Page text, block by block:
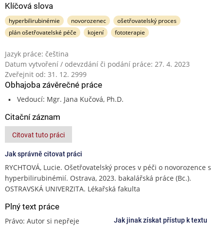
Klíčová slova
hyperbilirubinémie novorozenec
ošetřovatelský proces
plán ošetřovatelské péče
kojení fototerapie
Jazyk práce: čeština
Datum vytvoření / odevzdání či podání práce: 27. 4. 2023
Zveřejnit od: 31. 12. 2999
Obhajoba závěrečné práce
Vedoucí: Mgr. Jana Kučová, Ph.D.
Citační záznam
Citovat tuto práci
Jak správně citovat práci
RYCHTOVÁ, Lucie. Ošetřovatelský proces v péči o novorozence s
hyperbilirubinémií. Ostrava, 2023. bakalářská práce (Bc.).
OSTRAVSKÁ UNIVERZITA. Lékařská fakulta
Plný text práce
Právo: Autor si nepřeje
Jak jinak získat přístup k textu